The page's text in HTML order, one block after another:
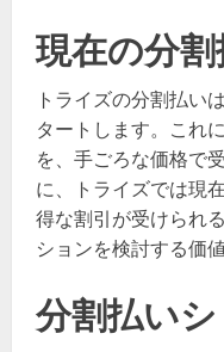
現在の分
トライズの分割払い
タートします。これ
を、手ごろな価格で
に、トライズでは現
得な割引が受けられ
ションを検討する価
分割払い